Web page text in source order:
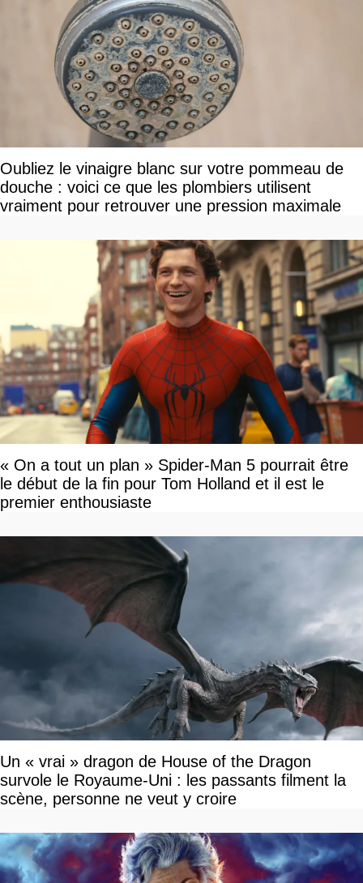
Oubliez le vinaigre blanc sur votre pommeau de
douche : voici ce que les plombiers utilisent
vraiment pour retrouver une pression maximale
« On a tout un plan » Spider-Man 5 pourrait être
le début de la fin pour Tom Holland et il est le
premier enthousiaste
Un « vrai » dragon de House of the Dragon
survole le Royaume-Uni : les passants filment la
scène, personne ne veut y croire